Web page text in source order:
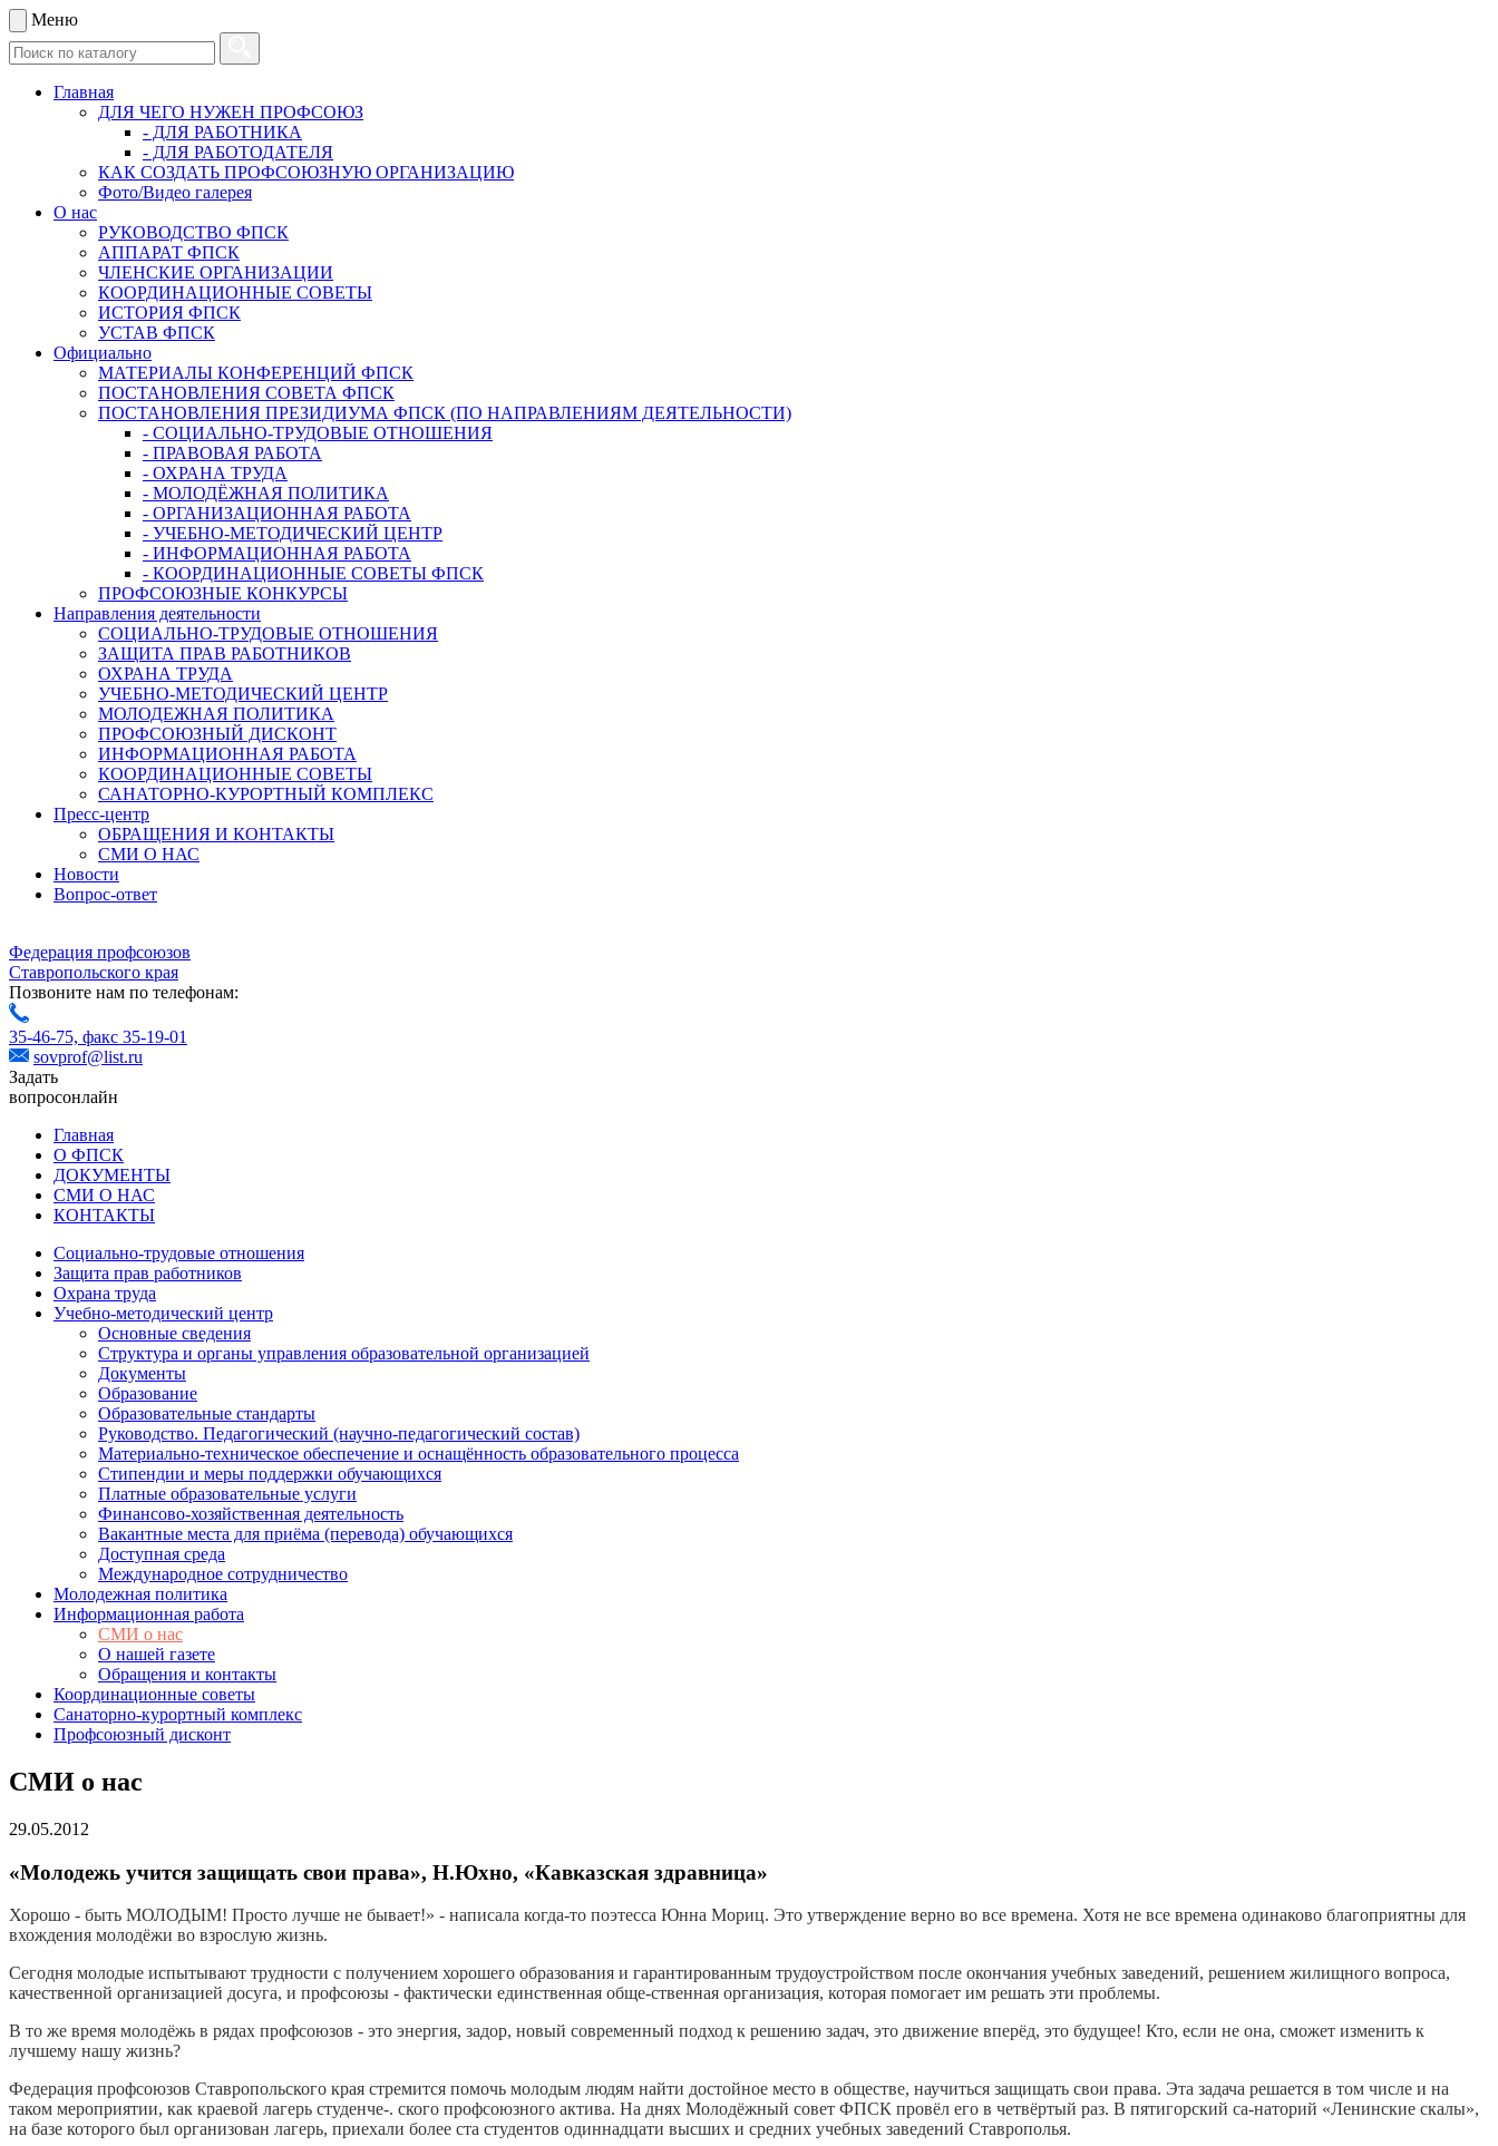
Меню
Главная
ДЛЯ ЧЕГО НУЖЕН ПРОФСОЮЗ
- ДЛЯ РАБОТНИКА
- ДЛЯ РАБОТОДАТЕЛЯ
КАК СОЗДАТЬ ПРОФСОЮЗНУЮ ОРГАНИЗАЦИЮ
Фото/Видео галерея
О нас
РУКОВОДСТВО ФПСК
АППАРАТ ФПСК
ЧЛЕНСКИЕ ОРГАНИЗАЦИИ
КООРДИНАЦИОННЫЕ СОВЕТЫ
ИСТОРИЯ ФПСК
УСТАВ ФПСК
Официально
МАТЕРИАЛЫ КОНФЕРЕНЦИЙ ФПСК
ПОСТАНОВЛЕНИЯ СОВЕТА ФПСК
ПОСТАНОВЛЕНИЯ ПРЕЗИДИУМА ФПСК (ПО НАПРАВЛЕНИЯМ ДЕЯТЕЛЬНОСТИ)
- СОЦИАЛЬНО-ТРУДОВЫЕ ОТНОШЕНИЯ
- ПРАВОВАЯ РАБОТА
- ОХРАНА ТРУДА
- МОЛОДЁЖНАЯ ПОЛИТИКА
- ОРГАНИЗАЦИОННАЯ РАБОТА
- УЧЕБНО-МЕТОДИЧЕСКИЙ ЦЕНТР
- ИНФОРМАЦИОННАЯ РАБОТА
- КООРДИНАЦИОННЫЕ СОВЕТЫ ФПСК
ПРОФСОЮЗНЫЕ КОНКУРСЫ
Направления деятельности
СОЦИАЛЬНО-ТРУДОВЫЕ ОТНОШЕНИЯ
ЗАЩИТА ПРАВ РАБОТНИКОВ
ОХРАНА ТРУДА
УЧЕБНО-МЕТОДИЧЕСКИЙ ЦЕНТР
МОЛОДЕЖНАЯ ПОЛИТИКА
ПРОФСОЮЗНЫЙ ДИСКОНТ
ИНФОРМАЦИОННАЯ РАБОТА
КООРДИНАЦИОННЫЕ СОВЕТЫ
САНАТОРНО-КУРОРТНЫЙ КОМПЛЕКС
Пресс-центр
ОБРАЩЕНИЯ И КОНТАКТЫ
СМИ О НАС
Новости
Вопрос-ответ
Федерация профсоюзов
Ставропольского края
Позвоните нам по телефонам:
35-46-75, факс 35-19-01
sovprof@list.ru
Задать
вопросонлайн
Главная
О ФПСК
ДОКУМЕНТЫ
СМИ О НАС
КОНТАКТЫ
Социально-трудовые отношения
Защита прав работников
Охрана труда
Учебно-методический центр
Основные сведения
Структура и органы управления образовательной организацией
Документы
Образование
Образовательные стандарты
Руководство. Педагогический (научно-педагогический состав)
Материально-техническое обеспечение и оснащённость образовательного процесса
Стипендии и меры поддержки обучающихся
Платные образовательные услуги
Финансово-хозяйственная деятельность
Вакантные места для приёма (перевода) обучающихся
Доступная среда
Международное сотрудничество
Молодежная политика
Информационная работа
СМИ о нас
О нашей газете
Обращения и контакты
Координационные советы
Санаторно-курортный комплекс
Профсоюзный дисконт
СМИ о нас
29.05.2012
«Молодежь учится защищать свои права», Н.Юхно, «Кавказская здравница»
Хорошо - быть МОЛОДЫМ! Просто лучше не бывает!» - написала когда-то поэтесса Юнна Мориц. Это утверждение верно во все времена. Хотя не все времена одинаково благоприятны для
вхождения молодёжи во взрослую жизнь.
Сегодня молодые испытывают трудности с получением хорошего образования и гарантированным трудоустройством после окончания учебных заведений, решением жилищного вопроса,
качественной организацией досуга, и профсоюзы - фактически единственная обще-ственная организация, которая помогает им решать эти проблемы.
В то же время молодёжь в рядах профсоюзов - это энергия, задор, новый современный подход к решению задач, это движение вперёд, это будущее! Кто, если не она, сможет изменить к
лучшему нашу жизнь?
Федерация профсоюзов Ставропольского края стремится помочь молодым людям найти достойное место в обществе, научиться защищать свои права. Эта задача решается в том числе и на
таком мероприятии, как краевой лагерь студенче-. ского профсоюзного актива. На днях Молодёжный совет ФПСК провёл его в четвёртый раз. В пятигорский са-наторий «Ленинские скалы»,
на базе которого был организован лагерь, приехали более ста студентов одиннадцати высших и средних учебных заведений Ставрополья.